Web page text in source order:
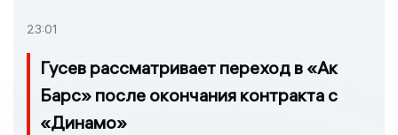
23:01
Гусев рассматривает переход в «Ак
Барс» после окончания контракта с
«Динамо»